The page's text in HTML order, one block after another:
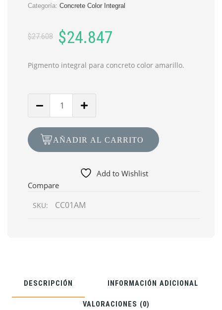
Categoría: Concrete Color Integral
$27.608
Original
was:
$24.847
Current
is:
Pigmento integral para concreto color amarillo.
Color
Integral
Amarillo
AÑADIR AL CARRITO
Add to Wishlist
Compare
SKU: CC01AM
DESCRIPCIÓN INFORMACIÓN ADICIONAL
VALORACIONES (0)